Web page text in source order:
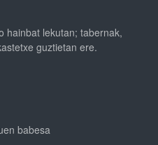
hainbat lekutan; tabernak,
guztietan ere.
babesa